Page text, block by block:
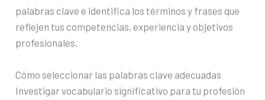
palabras clave e identifica los términos y frases que
reflejen tus competencias, experiencia y objetivos
profesionales.
Cómo seleccionar las palabras clave adecuadas
Investigar vocabulario significativo para tu profesión